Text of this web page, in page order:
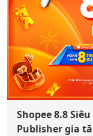
Shopee 8.8
Publisher gia